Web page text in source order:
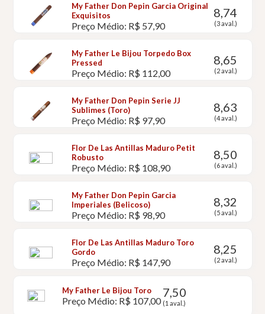
My Father Don Pepin Garcia Original
Exquisitos
Preço Médio: R$ 57,90
8,74
(3 aval.)
My Father Le Bijou Torpedo Box
Pressed
Preço Médio: R$ 112,00
8,65
(2 aval.)
My Father Don Pepin Serie JJ
Sublimes (Toro)
Preço Médio: R$ 97,90
8,63
(4 aval.)
Flor De Las Antillas Maduro Petit
Robusto
Preço Médio: R$ 108,90
8,50
(6 aval.)
My Father Don Pepin Garcia
Imperiales (Belicoso)
Preço Médio: R$ 98,90
8,32
(5 aval.)
Flor De Las Antillas Maduro Toro
Gordo
Preço Médio: R$ 147,90
8,25
(2 aval.)
My Father Le Bijou Toro
Preço Médio: R$ 107,00
7,50
(1 aval.)